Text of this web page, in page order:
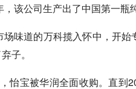
该公司生产出了中国第一瓶
味道的万科揽入怀中，开始
子。
怡宝被华润全面收购。直到